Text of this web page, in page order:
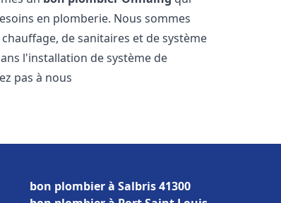
en plomberie. Nous sommes
de sanitaires et de système
l'installation de système de
pas à nous
bon plombier à Salbris 41300